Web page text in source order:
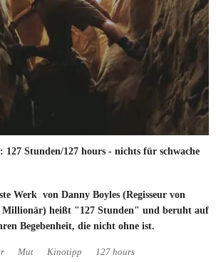
Stunden/127 hours - nichts für schwache
Werk von Danny Boyles (Regisseur von
Millionär) heißt "127 Stunden" und beruht auf
Begebenheit, die nicht ohne ist.
Mut Kinotipp
127 hours